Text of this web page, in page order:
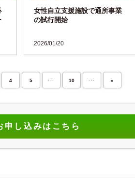
女性自立支援施設で通所事業
の試行開始
2026/01/20
4 5 10 »
申し込みはこちら